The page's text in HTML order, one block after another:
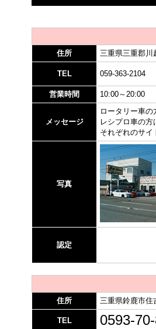
住所 三重県三重郡川
TEL 059-363-2104
営業時間 10:00～20:00
メッセージ
ロータリー車
レシプロ車の
それぞれのサイ
写真
認定
住所 三重県鈴鹿市住
TEL 0593-